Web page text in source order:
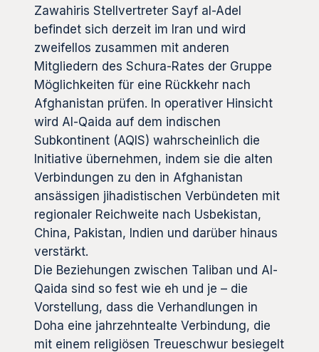
Zawahiris Stellvertreter Sayf al-Adel
befindet sich derzeit im Iran und wird
zweifellos zusammen mit anderen
Mitgliedern des Schura-Rates der Gruppe
Möglichkeiten für eine Rückkehr nach
Afghanistan prüfen. In operativer Hinsicht
wird Al-Qaida auf dem indischen
Subkontinent (AQIS) wahrscheinlich die
Initiative übernehmen, indem sie die alten
Verbindungen zu den in Afghanistan
ansässigen jihadistischen Verbündeten mit
regionaler Reichweite nach Usbekistan,
China, Pakistan, Indien und darüber hinaus
verstärkt.
Die Beziehungen zwischen Taliban und Al-
Qaida sind so fest wie eh und je – die
Vorstellung, dass die Verhandlungen in
Doha eine jahrzehntealte Verbindung, die
mit einem religiösen Treueschwur besiegelt